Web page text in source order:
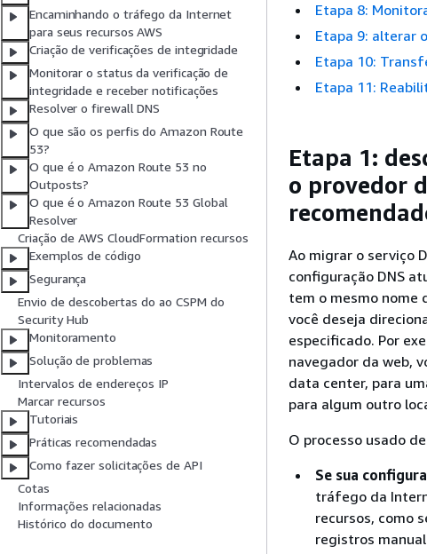
Encaminhando o tráfego da Internet
para seus recursos AWS
Criação de verificações de integridade
Monitorar o status da verificação de
integridade e receber notificações
Resolver o firewall DNS
O que são os perfis do Amazon Route
53?
O que é o Amazon Route 53 no
Outposts?
O que é o Amazon Route 53 Global
Resolver
Criação de AWS CloudFormation recursos
Exemplos de código
Segurança
Envio de descobertas do ao CSPM do
Security Hub
Monitoramento
Solução de problemas
Intervalos de endereços IP
Marcar recursos
Tutoriais
Práticas recomendadas
Como fazer solicitações de API
Cotas
Informações relacionadas
Histórico do documento
Etapa 8:
Etapa 9: alterar
Etapa 10:
Etapa 11:
Etapa 1:
o provedor
Ao migrar o serviço
configuração DNS
tem o mesmo nome
você deseja
especificado. Por
navegador da web,
data center, para
para algum outro
O processo usado
Se sua
tráfego da
recursos, como
registros